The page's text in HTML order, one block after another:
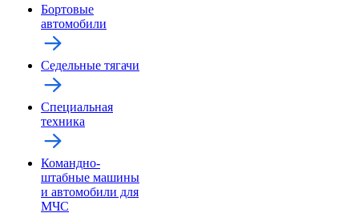
Бортовые
автомобили
Седельные тягачи
Специальная
техника
Командно-
штабные машины
и автомобили для
МЧС